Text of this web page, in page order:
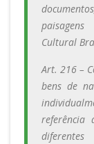
Cultural
Art. 216 –
bens de
referência